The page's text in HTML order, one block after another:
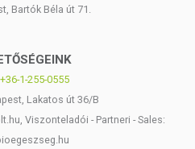
Bartók Béla út 71.
+36-1-255-0555
Lakatos út 36/B
Viszonteladói - Partneri - Sales: